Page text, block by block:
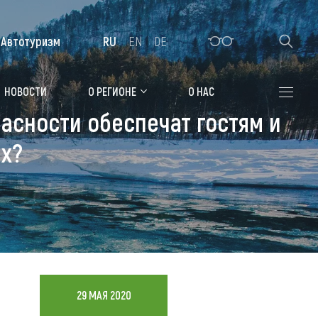
Алтайская зимовка
Где остановиться
Санатории
Гостиницы, отели
Коттеджи, базы
Сельские усадьбы
Мотели, придорожные отели
НОВОСТИ О РЕГИОНЕ О НАС
Автотуризм RU EN DE
обеспечат гостям и
29 МАЯ 2020